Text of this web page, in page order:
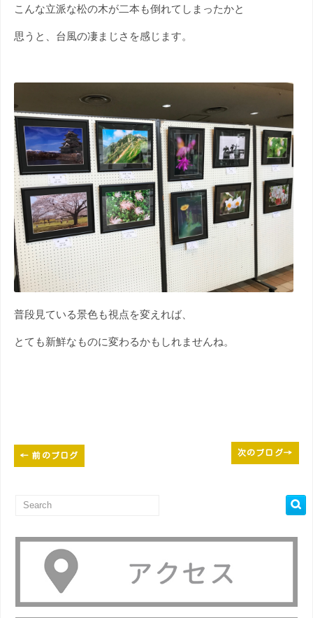
こんな立派な松の木が二本も倒れてしまったかと
思うと、台風の凄まじさを感じます。
普段見ている景色も視点を変えれば、
とても新鮮なものに変わるかもしれませんね。
← 前のブログ 次のブログ→